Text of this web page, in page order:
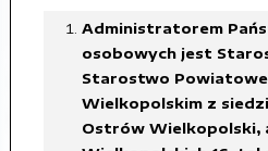
Administratorem
osobowych jest
Starostwo
Wielkopolskim z
Ostrów Wielkopolski,
XLVII Sesja Rady
Ostrowskiego